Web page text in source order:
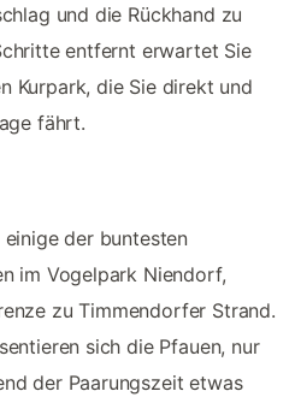
und die Rückhand zu
entfernt erwartet Sie
Kurpark, die Sie direkt und
fährt.
der buntesten
im Vogelpark Niendorf,
zu Timmendorfer Strand.
sich die Pfauen, nur
der Paarungszeit etwas